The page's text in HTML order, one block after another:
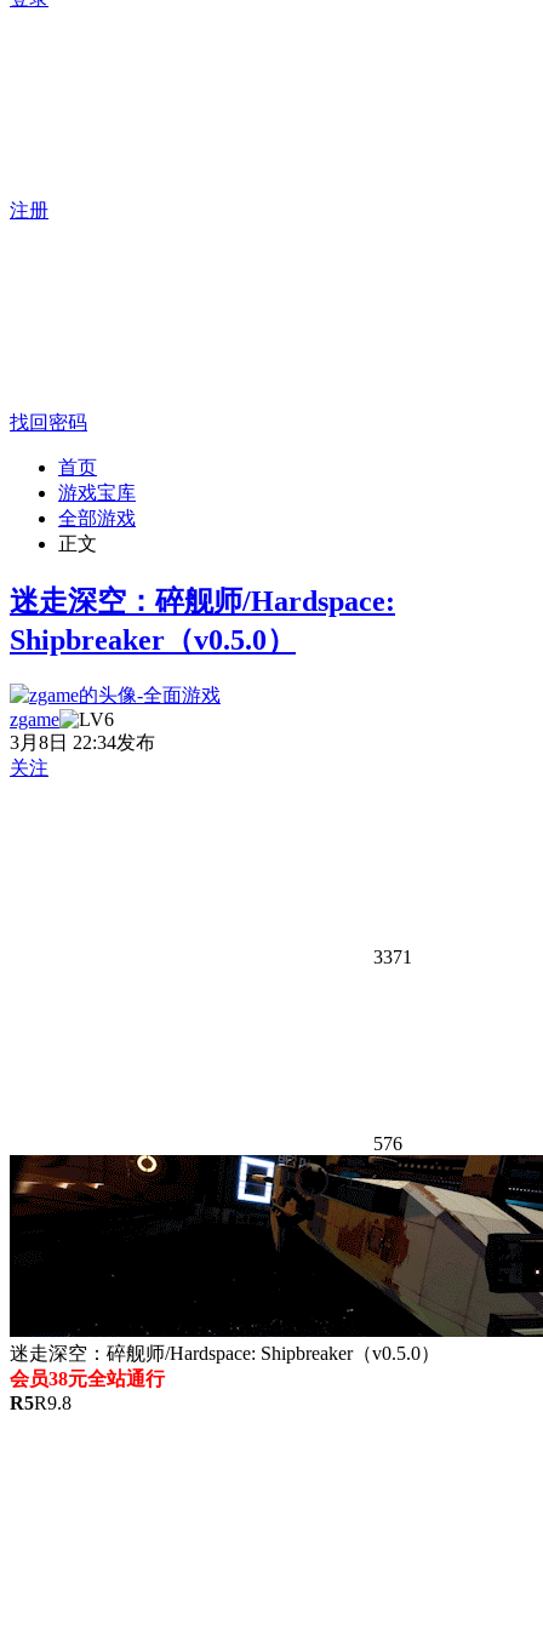
注册
找回密码
首页
游戏宝库
全部游戏
正文
迷走深空：碎舰师/Hardspace:
Shipbreaker（v0.5.0）
zgame
3月8日 22:34发布
关注
3371
576
迷走深空：碎舰师/Hardspace: Shipbreaker（v0.5.0）
会员38元全站通行
R5R9.8